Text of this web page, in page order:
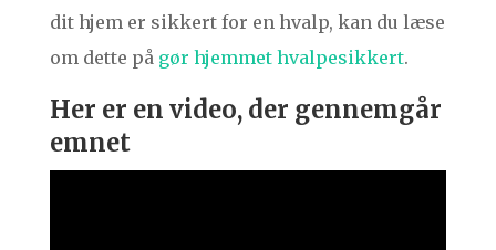
dit hjem er sikkert for en hvalp, kan du læse
om dette på gør hjemmet hvalpesikkert.
Her er en video, der gennemgår
emnet